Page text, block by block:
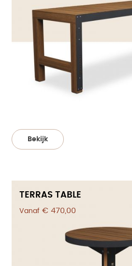
Bekijk
TERRAS TABLE
Vanaf € 470,00